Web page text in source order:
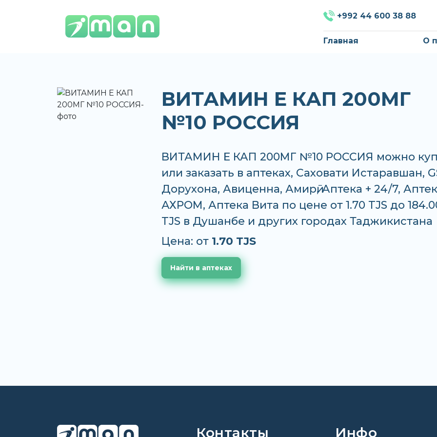
+992 44 600 38 88
Главная О
ВИТАМИН Е КАП 200МГ
№10 РОССИЯ
ВИТАМИН Е КАП 200МГ №10 РОССИЯ можно
или заказать в аптеках, Саховати Истаравшан,
Дорухона, Авиценна, Амирӣ, Аптека + 24/7,
АХРОМ, Аптека Вита по цене от 1.70 TJS до
TJS в Душанбе и других городах Таджикистана
Цена: от 1.70 TJS
Найти в аптеках
Контакты Инфо